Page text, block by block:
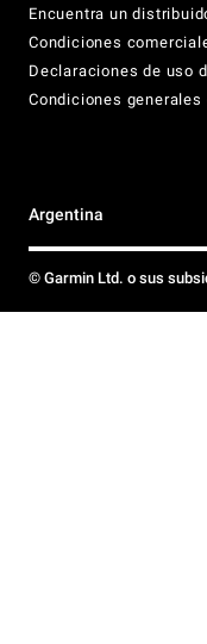
Encuentra un
Condiciones
Declaraciones de uso
Condiciones
Argentina
© Garmin Ltd. o sus